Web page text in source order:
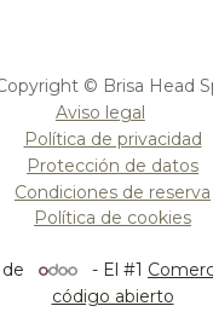
© Brisa Head
Aviso legal
Política de privacidad
Protección de datos
Condiciones de reserva
Política de cookies
- El #1
código abierto